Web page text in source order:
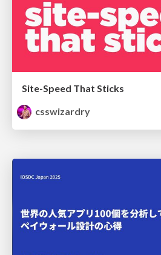
Site-Speed That Sticks
csswizardry